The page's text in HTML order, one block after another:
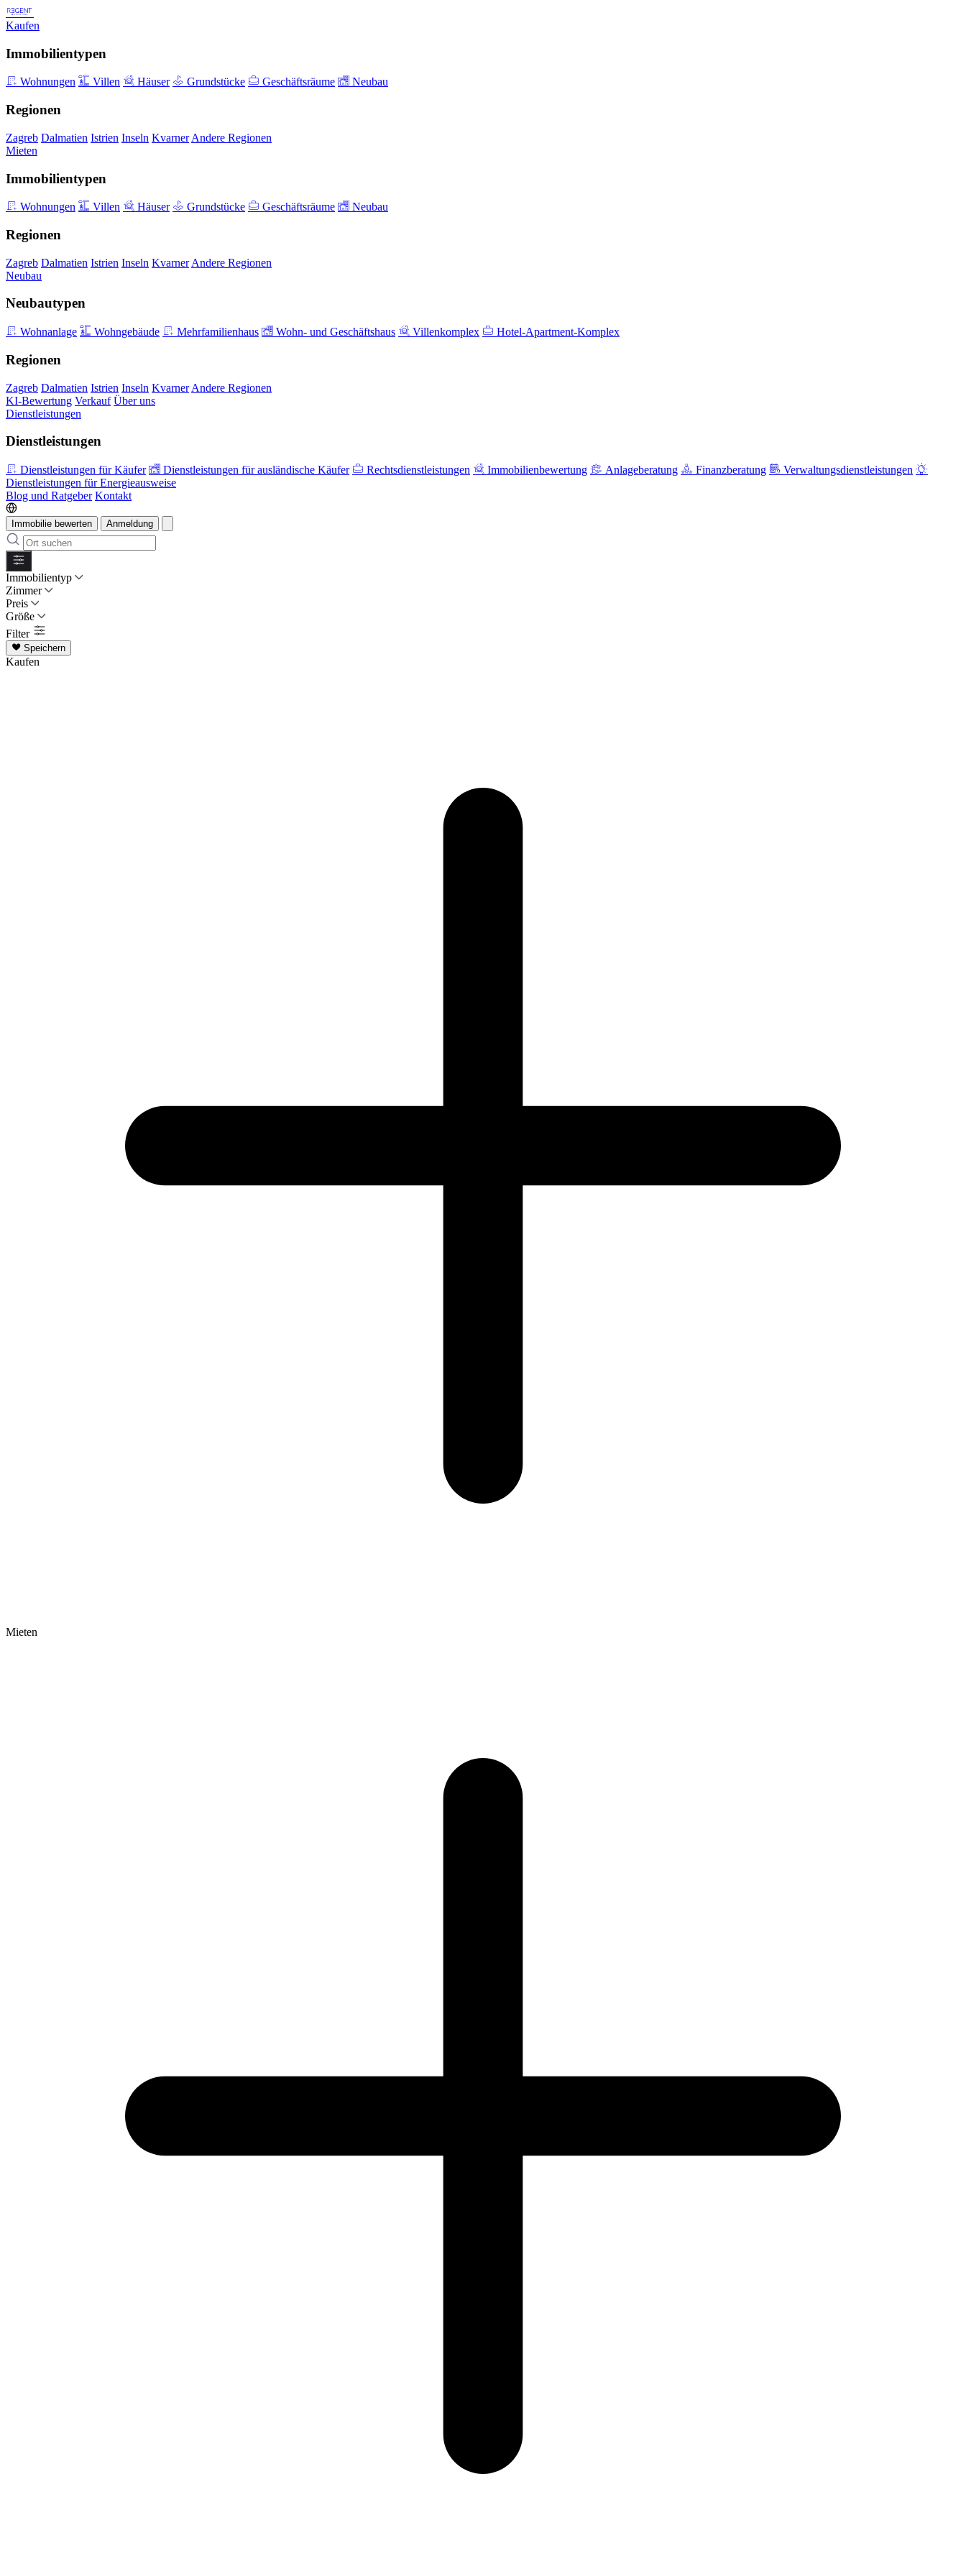
Kaufen
Immobilientypen
Wohnungen Villen Häuser Grundstücke Geschäftsräume Neubau
Regionen
Zagreb Dalmatien Istrien Inseln Kvarner Andere Regionen
Mieten
Immobilientypen
Wohnungen Villen Häuser Grundstücke Geschäftsräume Neubau
Regionen
Zagreb Dalmatien Istrien Inseln Kvarner Andere Regionen
Neubau
Neubautypen
Wohnanlage Wohngebäude Mehrfamilienhaus Wohn- und Geschäftshaus Villenkomplex Hotel-Apartment-Komplex
Regionen
Zagreb Dalmatien Istrien Inseln Kvarner Andere Regionen
KI-Bewertung Verkauf Über uns
Dienstleistungen
Dienstleistungen
Dienstleistungen für Käufer Dienstleistungen für ausländische Käufer Rechtsdienstleistungen Immobilienbewertung Anlageberatung Finanzberatung
Verwaltungsdienstleistungen
Dienstleistungen für Energieausweise
Blog und Ratgeber Kontakt
Immobilie bewerten Anmeldung
Immobilientyp
Zimmer
Preis
Größe
Filter
Speichern
Kaufen
Mieten